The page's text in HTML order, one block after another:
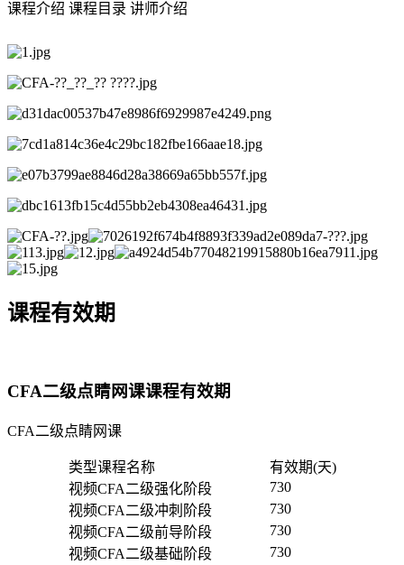
课程介绍 课程目录 讲师介绍
课程有效期
CFA二级点睛网课课程有效期
CFA二级点睛网课
类型课程名称
有效期(天)
视频CFA二级强化阶段
730
视频CFA二级冲刺阶段
730
视频CFA二级前导阶段
730
视频CFA二级基础阶段
730